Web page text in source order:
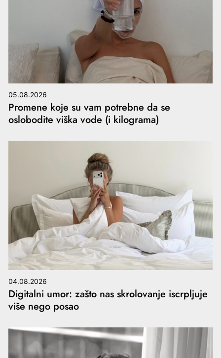
05.08.2026
Promene koje su vam potrebne da se
oslobodite viška vode (i kilograma)
04.08.2026
Digitalni umor: zašto nas skrolovanje iscrpljuje
više nego posao